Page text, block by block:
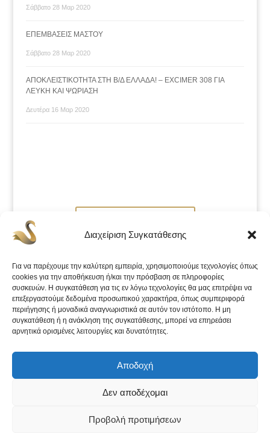
Διαχείριση Συγκατάθεσης
Για να παρέχουμε την καλύτερη εμπειρία, χρησιμοποιούμε τεχνολογίες όπως
cookies για την αποθήκευση ή/και την πρόσβαση σε πληροφορίες
συσκευών. Η συγκατάθεση για τις εν λόγω τεχνολογίες θα μας επιτρέψει να
επεξεργαστούμε δεδομένα προσωπικού χαρακτήρα, όπως συμπεριφορά
περιήγησης ή μοναδικά αναγνωριστικά σε αυτόν τον ιστότοπο. Η μη
συγκατάθεση ή η ανάκληση της συγκατάθεσης, μπορεί να επηρεάσει
αρνητικά ορισμένες λειτουργίες και δυνατότητες.
Αποδοχή
Δεν αποδέχομαι
Προβολή προτιμήσεων
Σάββατο 28 Μαρ 2020
ΕΠΕΜΒΑΣΕΙΣ ΜΑΣΤΟΥ
Σάββατο 28 Μαρ 2020
ΑΠΟΚΛΕΙΣΤΙΚΟΤΗΤΑ ΣΤΗ Β/Δ ΕΛΛΑΔΑ! – ΕΧCIMER 308 ΓΙΑ
ΛΕΥΚΗ ΚΑΙ ΨΩΡΙΑΣΗ
Δευτέρα 16 Μαρ 2020
Facebook